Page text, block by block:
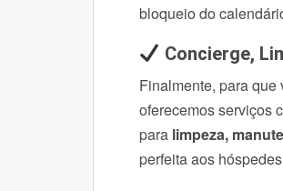
bloqueio do
Concierge,
Finalmente, para
oferecemos serviços
para limpeza,
perfeita aos